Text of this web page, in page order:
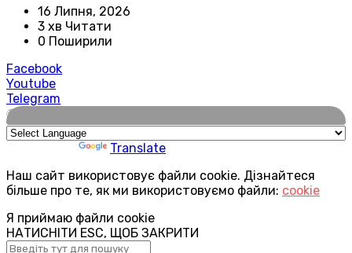
16 Липня, 2026
3 хв Читати
0 Поширили
Facebook
Youtube
Telegram
🌍
Translate
Наш сайт використовує файли cookie. Дізнайтеся
більше про те, як ми використовуємо файли: cookie
Я приймаю файли cookie
НАТИСНІТИ ESC, ЩОБ ЗАКРИТИ